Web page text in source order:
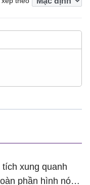
xung quanh
phần hình nón,